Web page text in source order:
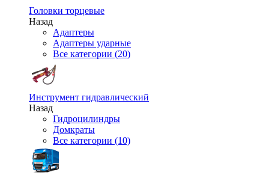
Головки торцевые
Назад
Адаптеры
Адаптеры ударные
Все категории (20)
Инструмент гидравлический
Назад
Гидроцилиндры
Домкраты
Все категории (10)